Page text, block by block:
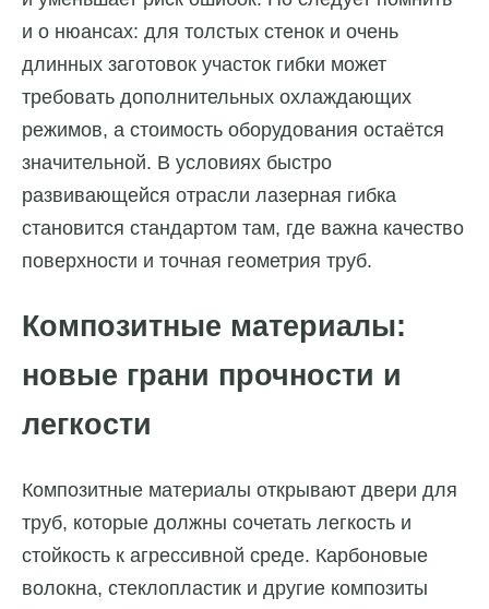
и о нюансах: для толстых стенок и очень
длинных заготовок участок гибки может
требовать дополнительных охлаждающих
режимов, а стоимость оборудования остаётся
значительной. В условиях быстро
развивающейся отрасли лазерная гибка
становится стандартом там, где важна качество
поверхности и точная геометрия труб.
Композитные материалы:
новые грани прочности и
легкости
Композитные материалы открывают двери для
труб, которые должны сочетать легкость и
стойкость к агрессивной среде. Карбоновые
волокна, стеклопластик и другие композиты